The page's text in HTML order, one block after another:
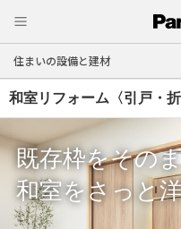
住まいの設備と建材
和室リフォーム〈引戸・折
既存枠をその
和室をさっと